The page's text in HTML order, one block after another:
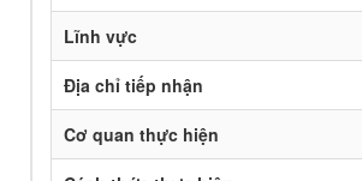
Lĩnh vực
Địa chỉ tiếp nhận
Cơ quan thực hiện